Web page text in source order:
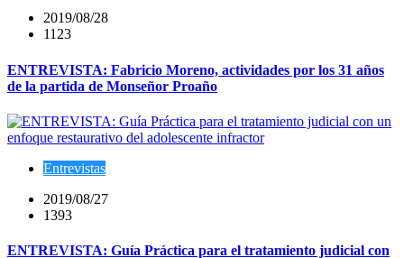
2019/08/28
1123
ENTREVISTA: Fabricio Moreno, actividades por los 31 años
de la partida de Monseñor Proaño
Entrevistas
2019/08/27
1393
ENTREVISTA: Guía Práctica para el tratamiento judicial con